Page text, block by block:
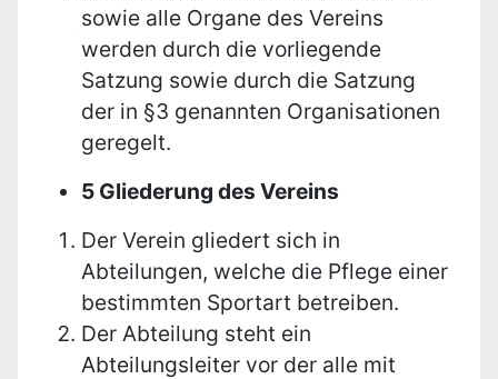
sowie alle Organe des Vereins
werden durch die vorliegende
Satzung sowie durch die Satzung
der in §3 genannten Organisationen
geregelt.
5 Gliederung des Vereins
Der Verein gliedert sich in
Abteilungen, welche die Pflege einer
bestimmten Sportart betreiben.
Der Abteilung steht ein
Abteilungsleiter vor der alle mit